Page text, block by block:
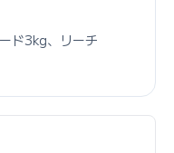
ド3kg、リーチ